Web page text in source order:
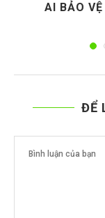
AI BẢO
ĐỂ